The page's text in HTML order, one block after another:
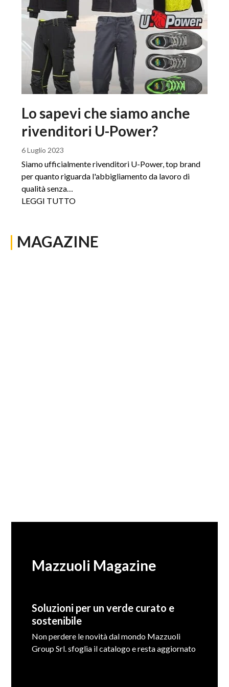
Lo sapevi che siamo anche
rivenditori U-Power?
6 Luglio 2023
Siamo ufficialmente rivenditori U-Power, top brand
per quanto riguarda l'abbigliamento da lavoro di
qualità senza…
LEGGI TUTTO
| MAGAZINE
Mazzuoli Magazine
Soluzioni per un verde curato e
sostenibile
Non perdere le novità dal mondo Mazzuoli
Group Srl. sfoglia il catalogo e resta aggiornato